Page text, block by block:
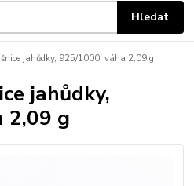
Hledat
jahůdky, 925/1000, váha 2,09 g
jahůdky,
2,09 g